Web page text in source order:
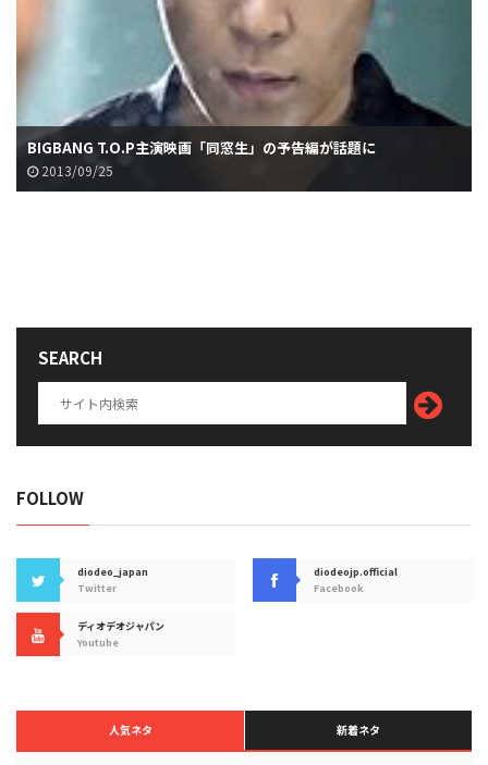
BIGBANG T.O.P主演映画「同窓生」の予告編が話題に
2013/09/25
SEARCH
FOLLOW
diodeo_japan
Twitter
diodeojp.official
Facebook
ディオデオジャパン
Youtube
人気ネタ 新着ネタ